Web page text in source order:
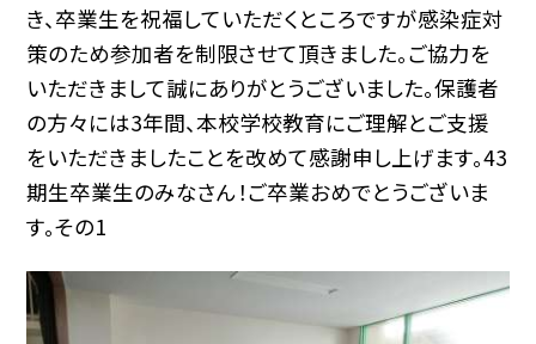
き、卒業生を祝福していただくところですが感染症対
策のため参加者を制限させて頂きました。ご協力を
いただきまして誠にありがとうございました。保護者
の方々には3年間、本校学校教育にご理解とご支援
をいただきましたことを改めて感謝申し上げます。43
期生卒業生のみなさん！ご卒業おめでとうございま
す。その1